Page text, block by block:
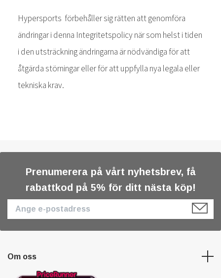
Hypersports förbehåller sig rätten att genomföra
ändringar i denna Integritetspolicy när som helst i tiden
i den utsträckning ändringarna är nödvändiga för att
åtgärda störningar eller för att uppfylla nya legala eller
tekniska krav.
Prenumerera på vårt nyhetsbrev, få
rabattkod på 5% för ditt nästa köp!
Om oss